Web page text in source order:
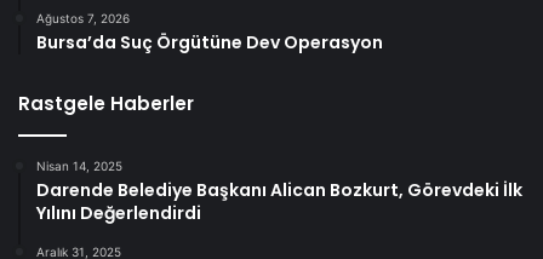
Ağustos 7, 2026
Bursa’da Suç Örgütüne Dev Operasyon
Rastgele Haberler
Nisan 14, 2025
Darende Belediye Başkanı Alican Bozkurt, Görevdeki İlk
Yılını Değerlendirdi
Aralık 31, 2025